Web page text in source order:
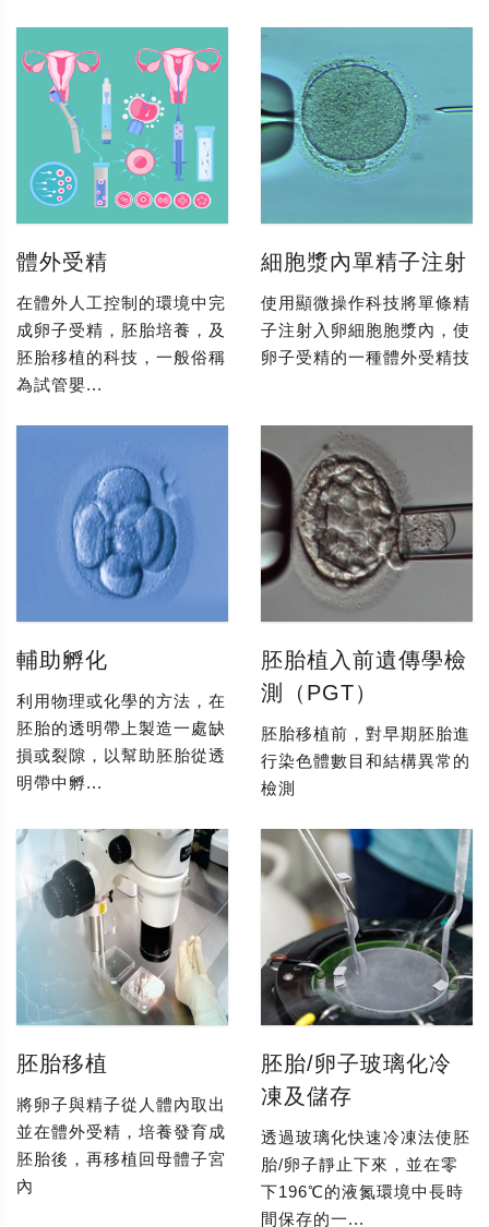
體外受精
在體外人工控制的環境中完
成卵子受精，胚胎培養，及
胚胎移植的科技，一般俗稱
為試管嬰...
細胞漿內單精子注射
使用顯微操作科技將單條精
子注射入卵細胞胞漿內，使
卵子受精的一種體外受精技
輔助孵化
利用物理或化學的方法，在
胚胎的透明帶上製造一處缺
損或裂隙，以幫助胚胎從透
明帶中孵...
胚胎植入前遺傳學檢
測（PGT）
胚胎移植前，對早期胚胎進
行染色體數目和結構異常的
檢測
胚胎移植
將卵子與精子從人體內取出
並在體外受精，培養發育成
胚胎後，再移植回母體子宮
內
胚胎/卵子玻璃化冷
凍及儲存
透過玻璃化快速冷凍法使胚
胎/卵子靜止下來，並在零
下196℃的液氮環境中長時
間保存的一...